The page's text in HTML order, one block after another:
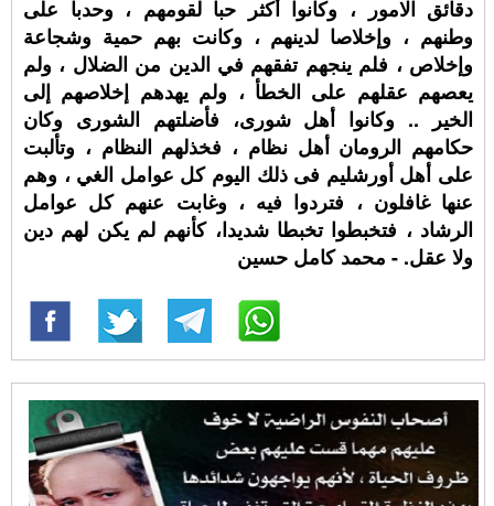
دقائق الامور ، وكانوا أكثر حبا لقومهم ، وحدبا على
وطنهم ، وإخلاصا لدينهم ، وكانت بهم حمية وشجاعة
وإخلاص ، فلم ينجهم تفقهم في الدين من الضلال ، ولم
يعصهم عقلهم على الخطأ ، ولم يهدهم إخلاصهم إلى
الخير .. وكانوا أهل شورى، فأضلتهم الشورى وكان
حكامهم الرومان أهل نظام ، فخذلهم النظام ، وتألبت
على أهل أورشليم فى ذلك اليوم كل عوامل الغي ، وهم
عنها غافلون ، فتردوا فيه ، وغابت عنهم كل عوامل
الرشاد ، فتخبطوا تخبطا شديدا، كأنهم لم يكن لهم دين
ولا عقل. - محمد كامل حسين